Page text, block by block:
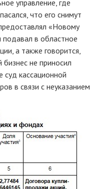
управление, где
что его снимут
«Новому
в областное
а также говорится,
не приносил
кассационной
в связи с неуказанием